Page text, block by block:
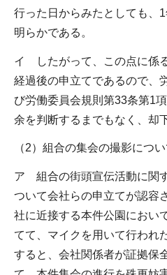
行った日からみたとしても、
明らかである。
イ したがって、この点に係
経過後の申立てであるので、
び労働委員会規則第33条第1
余を判断するまでもなく、却
（2）組合の集会の撮影につい
ア 組合の街頭宣伝活動に関
ついて会社らの申立てが認容
社に近接する本件公園におい
てて、マイクを用いて行われ
すると、会社関係者が証拠保